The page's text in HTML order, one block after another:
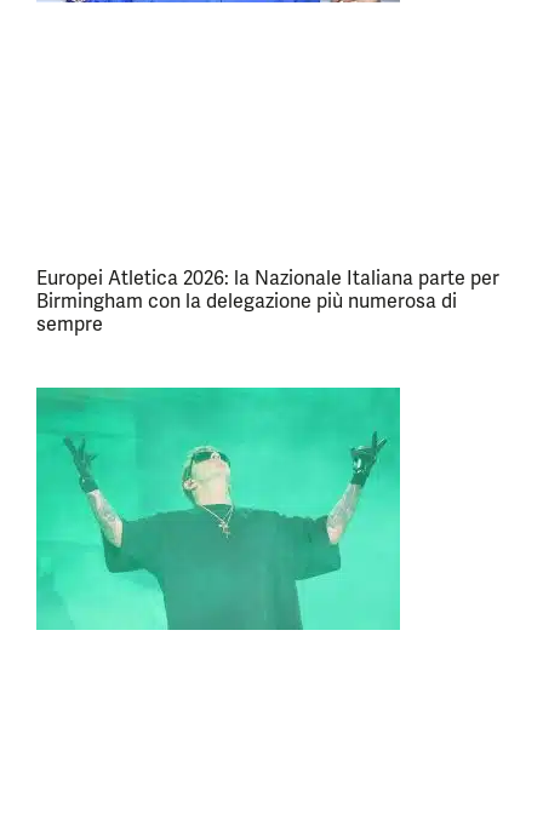
Europei Atletica 2026: la Nazionale Italiana parte per
Birmingham con la delegazione più numerosa di
sempre